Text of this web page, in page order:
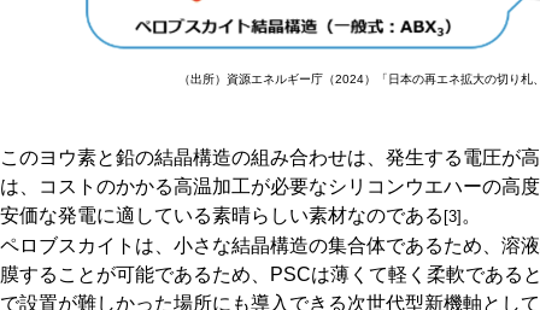
（出所）資源エネルギー庁（2024）「日本の再エネ拡大の切り札
このヨウ素と鉛の結晶構造の組み合わせは、発生する電圧が
は、コストのかかる高温加工が必要なシリコンウエハーの高
安価な発電に適している素晴らしい素材なのである [3] 。
ペロブスカイトは、小さな結晶構造の集合体であるため、溶
膜することが可能であるため、PSCは薄くて軽く柔軟である
で設置が難しかった場所にも導入できる次世代型新機軸とし